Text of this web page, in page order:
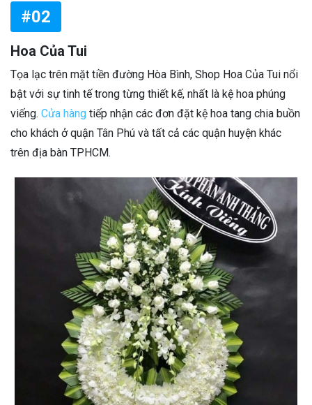
#02
Hoa Của Tui
Tọa lạc trên mặt tiền đường Hòa Bình, Shop Hoa Của Tui nổi
bật với sự tinh tế trong từng thiết kế, nhất là kệ hoa phúng
viếng. Cửa hàng tiếp nhận các đơn đặt kệ hoa tang chia buồn
cho khách ở quận Tân Phú và tất cả các quận huyện khác
trên địa bàn TPHCM.